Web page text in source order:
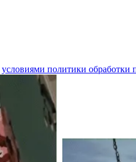
условиями политики обработки